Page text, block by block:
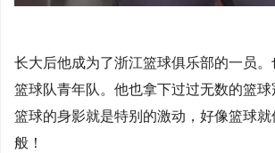
长大后他成为了浙江篮球俱乐部的一员
篮球队青年队。他也拿下过过无数的篮
篮球的身影就是特别的激动，好像篮球
般！